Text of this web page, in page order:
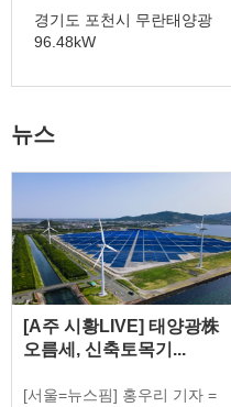
경기도 포천시 무란태양광
96.48kW
뉴스
[A주 시황LIVE] 태양광株
오름세, 신축토목기...
[서울=뉴스핌] 홍우리 기자 =